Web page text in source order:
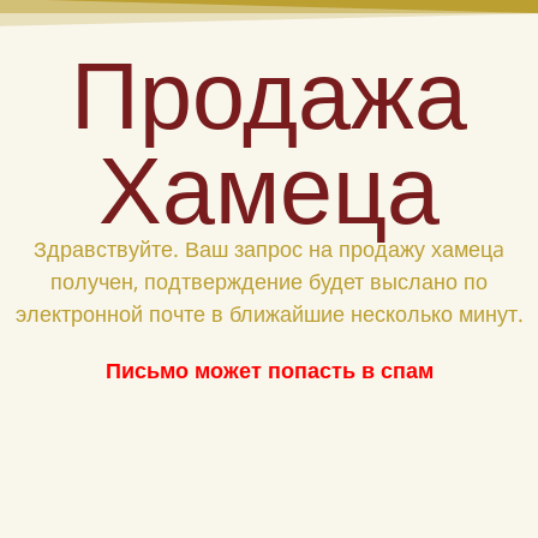
Продажа
Хамеца
Здравствуйте. Ваш запрос на продажу хамецa
получен, подтверждение будет выслано по
электронной почте в ближайшие несколько минут.
Письмо может попасть в спам